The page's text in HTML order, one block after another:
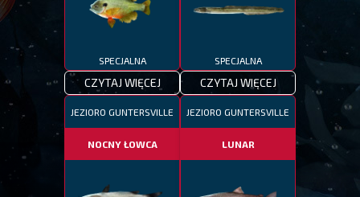
SPECJALNA
CZYTAJ WIĘCEJ
SPECJALNA
CZYTAJ WIĘCEJ
JEZIORO GUNTERSVILLE
NOCNY ŁOWCA
JEZIORO GUNTERSVILLE
LUNAR